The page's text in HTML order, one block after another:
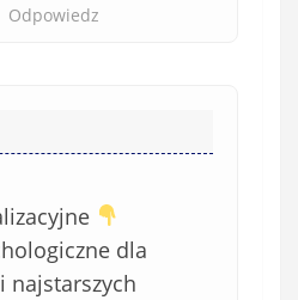
Odpowiedz
dla
najstarszych